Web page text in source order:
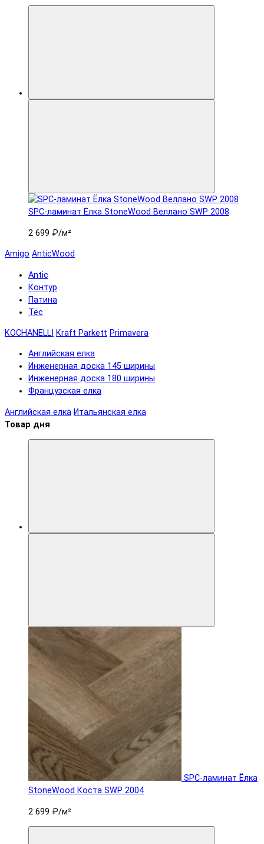
SPC-ламинат Ëлка StoneWood Веллано SWP 2008
2 699 ₽/м²
Amigo AnticWood
Antic
Контур
Патина
Тёс
KOCHANELLI Kraft Parkett Primavera
Английская елка
Инженерная доска 145 ширины
Инженерная доска 180 ширины
Французская елка
Английская елка Итальянская елка
Товар дня
SPC-ламинат Ëлка
StoneWood Коста SWP 2004
2 699 ₽/м²